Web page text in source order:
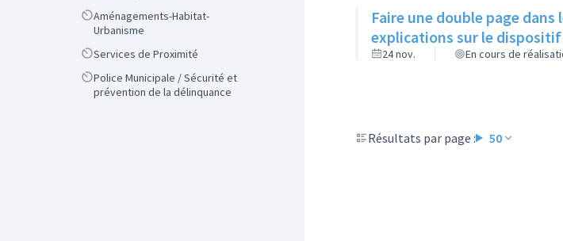
Scope
Aménagements-Habitat-
Urbanisme
ScopeServices de Proximité
Scope
Police Municipale / Sécurité et
prévention de la délinquance
Faire une double page
explications sur le
24 nov. En cours de
Résultats par page : 50